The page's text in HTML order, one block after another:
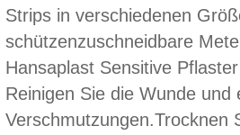
Strips in verschiedenen
schützenzuschneidbare
Hansaplast Sensitive
Reinigen Sie die Wunde
Verschmutzungen.Trocknen